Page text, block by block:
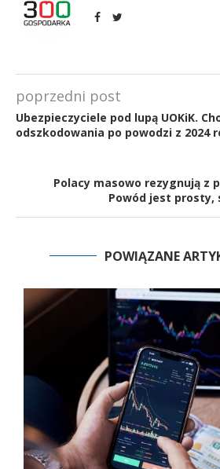
poprzedni post
Ubezpieczyciele pod lupą UOKiK.
odszkodowania po powodzi z 2024
Polacy masowo rezygnują z
Powód jest
POWIĄZANE